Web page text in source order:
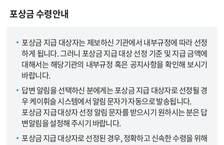
포상금 수령안내
포상금 지급 대상자는 제보하신 기관에서 내부규정에 따라 선정
하게 됩니다. 그러니 포상금 지급 대상 선정 기준 및 지급 금액에
대해서는 해당기관의 내부규정 혹은 공지사항을 확인해 보시기
바랍니다.
답변 알림을 선택하신 분에게는 포상금 지급 대상자로 선정될 경
우 케이휘슬 시스템에서 알림 문자가 자동으로 발송됩니다.
포상금 지급 대상자 선정 알림 문자를 받으시기 원하시는 분은 답
변알림을 설정해 주시기 바랍니다.
포상금 지급 대상자로 선정된 경우, 정확하고 신속한 수령을 위해